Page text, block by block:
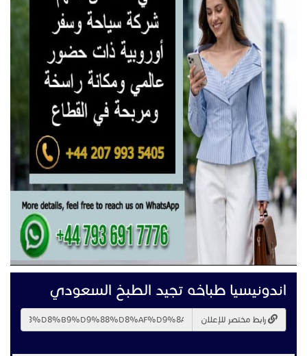
اندونيسيا طباخه تجيد الطبخ السعودي
رابط مختصر للإعلان